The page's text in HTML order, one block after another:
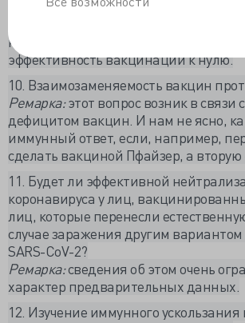
вакцины, основанные на
наличие антител против
эффективность вакцинации к нулю.
10. Взаимозаменяемость вакцин
Ремарка:этот вопрос возник в связи
дефицитом вакцин. И нам не ясно,
иммунный ответ, если, например,
сделать вакциной Пфайзер, а вторую
11. Будет ли эффективной
коронавируса у лиц,
лиц, которые перенесли
случае заражения другим
SARS-CoV-2?
Ремарка:сведения об этом очень
характер предварительных данных.
12. Изучение иммунного